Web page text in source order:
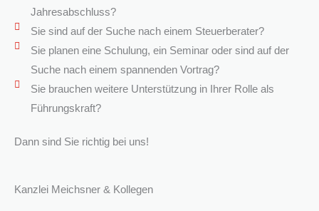
Jahresabschluss?
Sie sind auf der Suche nach einem Steuerberater?
Sie planen eine Schulung, ein Seminar oder sind auf der
Suche nach einem spannenden Vortrag?
Sie brauchen weitere Unterstützung in Ihrer Rolle als
Führungskraft?
Dann sind Sie richtig bei uns!
Kanzlei Meichsner & Kollegen